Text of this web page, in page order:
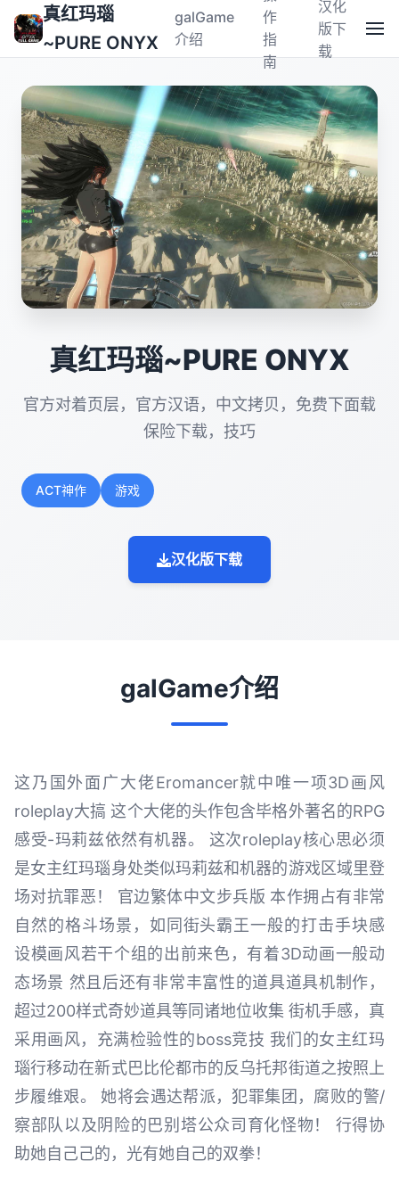
真红玛瑙
~PURE ONYX
galGame
介绍
作
指
南
汉化
版下
载
真红玛瑙~PURE ONYX
官方对着页层，官方汉语，中文拷贝，免费下面载
保险下载，技巧
ACT神作 游戏
汉化版下载
galGame介绍
这乃国外面广大佬Eromancer就中唯一项3D画风
roleplay大搞 这个大佬的头作包含毕格外著名的RPG
感受-玛莉兹依然有机器。 这次roleplay核心思必须
是女主红玛瑙身处类似玛莉兹和机器的游戏区域里登
场对抗罪恶！ 官边繁体中文步兵版 本作拥占有非常
自然的格斗场景，如同街头霸王一般的打击手块感
设模画风若干个组的出前来色，有着3D动画一般动
态场景 然且后还有非常丰富性的道具道具机制作，
超过200样式奇妙道具等同诸地位收集 街机手感，真
采用画风，充满检验性的boss竞技 我们的女主红玛
瑙行移动在新式巴比伦都市的反乌托邦街道之按照上
步履维艰。 她将会遇达帮派，犯罪集团，腐败的警/
察部队以及阴险的巴别塔公众司育化怪物！ 行得协
助她自己己的，光有她自己的双拳！